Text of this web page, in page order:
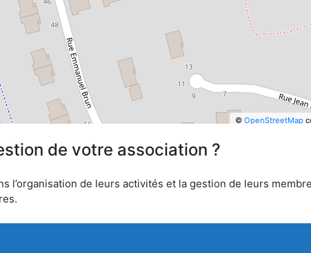
© OpenStreetMap
de votre association ?
l’organisation de leurs activités et la gestion de leurs